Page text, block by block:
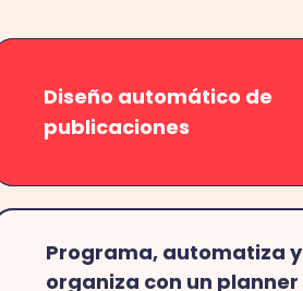
Diseño automático de
publicaciones
Programa, automatiza y
organiza con un planner